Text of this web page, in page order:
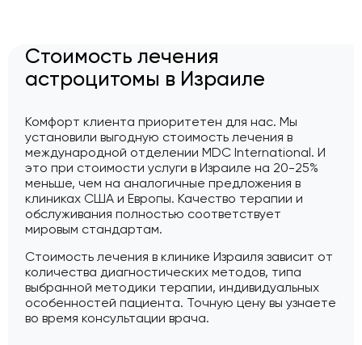
Стоимость лечения
астроцитомы в Израиле
Комфорт клиента приоритетен для нас. Мы
установили выгодную стоимость лечения в
международной отделении MDC International. И
это при стоимости услуги в Израиле на 20-25%
меньше, чем на аналогичные предложения в
клиниках США и Европы. Качество терапии и
обслуживания полностью соответствует
мировым стандартам.
Стоимость лечения в клинике Израиля зависит от
количества диагностических методов, типа
выбранной методики терапии, индивидуальных
особенностей пациента. Точную цену вы узнаете
во время консультации врача.